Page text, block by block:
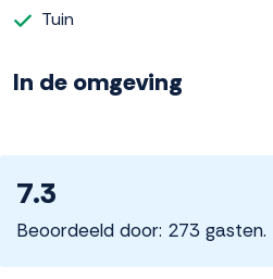
Tuin
In de omgeving
7.3
Beoordeeld door: 273 gasten.